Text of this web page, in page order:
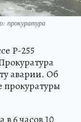
прокуратура
Р-255
аварии. Об
прокуратуры
6 часов 10